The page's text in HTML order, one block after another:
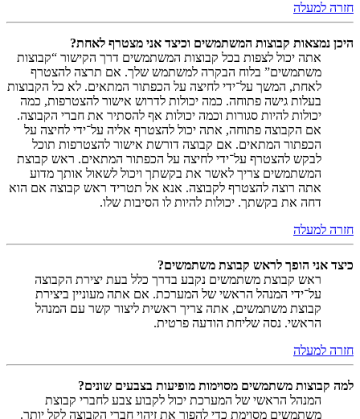
חזרה למעלה
היכן נמצאות קבוצות המשתמשים וכיצד אני מצטרף לאחת?
אתה יכול לצפות בכל קבוצות המשתמשים דרך הקישור “קבוצות
משתמשים” בלוח הבקרה למשתמש שלך. אם תרצה להצטרף
לאחת, המשך על־ידי לחיצה על הכפתור המתאים. לא כל הקבוצות
בעלות גישה פתוחה. כמה יכולות לדרוש אישור להצטרפות, כמה
יכולות להיות סגורות וכמה יכולות אף להסתיר את חברי הקבוצה.
אם הקבוצה פתוחה, אתה יכול להצטרף אליה על־ידי לחיצה על
הכפתור המתאים. אם קבוצה דורשת אישור להצטרפות תוכל
לבקש להצטרף על־ידי לחיצה על הכפתור המתאים. ראש קבוצת
המשתמשים צריך לאשר את בקשתך ויכול לשאול אותך מדוע
אתה רוצה להצטרף לקבוצה. אנא אל תטריד ראש קבוצה אם הוא
דחה את בקשתך. יכולות להיות לו הסיבות שלו.
חזרה למעלה
כיצד אני הופך לראש קבוצת משתמשים?
ראש קבוצת משתמשים נקבע בדרך כלל בעת יצירת הקבוצה
על־ידי המנהל הראשי של המערכת. אם אתה מעוניין ביצירת
קבוצת משתמשים, אתה צריך ראשית ליצור קשר עם המנהל
הראשי. נסה שליחת הודעה פרטית.
חזרה למעלה
למה קבוצות משתמשים מסוימות מופיעות בצבעים שונים?
המנהל הראשי של המערכת יכול לקבוע צבע לחברי קבוצת
משתמשים מסוימת כדי להפוך את זיהוי חברי הקבוצה לקל יותר.